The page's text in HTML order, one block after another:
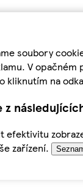
soubory
V
kliknutím na
z
zařízení.